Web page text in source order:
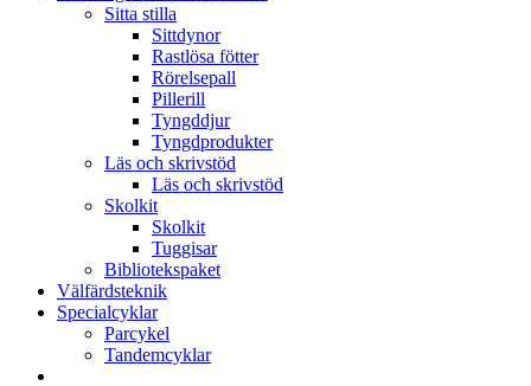
Sitta stilla
Sittdynor
Rastlösa fötter
Rörelsepall
Pillerill
Tyngddjur
Tyngdprodukter
Läs och skrivstöd
Läs och skrivstöd
Skolkit
Skolkit
Tuggisar
Bibliotekspaket
Välfärdsteknik
Specialcyklar
Parcykel
Tandemcyklar